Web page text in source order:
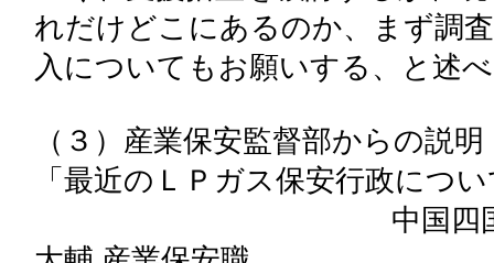
れだけどこにあるのか、まず調
入についてもお願いする、と述
（３）産業保安監督部からの説明
「最近のＬＰガス保安行政につ
中国四国産業保安監